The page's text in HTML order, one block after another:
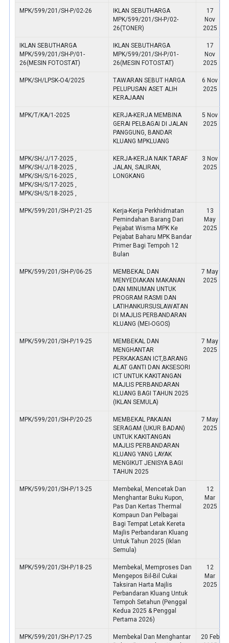
MPK/599/201/SH-P/02-26
IKLAN SEBUTHARGA
MPK/599/201/SH-P/02-
26(TONER)
17
Nov
2025
IKLAN SEBUTHARGA
MPK/599/201/SH-P/01-
26(MESIN FOTOSTAT)
IKLAN SEBUTHARGA
MPK/599/201/SH-P/01-
26(MESIN FOTOSTAT)
17
Nov
2025
MPK/SH/LPSK-O4/2025
TAWARAN SEBUT HARGA
PELUPUSAN ASET ALIH
KERAJAAN
6 Nov
2025
MPK/T/KA/1-2025
KERJA-KERJA MEMBINA
GERAI PELBAGAI DI JALAN
PANGGUNG, BANDAR
KLUANG MPKLUANG
5 Nov
2025
MPK/SH/J/17-2025 ,
MPK/SH/J/18-2025 ,
MPK/SH/S/16-2025 ,
MPK/SH/S/17-2025 ,
MPK/SH/S/18-2025 ,
KERJA-KERJA NAIK TARAF
JALAN, SALIRAN,
LONGKANG
3 Nov
2025
MPK/599/201/SH-P/21-25
Kerja-Kerja Perkhidmatan
Pemindahan Barang Dari
Pejabat Wisma MPK Ke
Pejabat Baharu MPK Bandar
Primer Bagi Tempoh 12
Bulan
13
May
2025
MPK/599/201/SH-P/06-25
MEMBEKAL DAN
MENYEDIAKAN MAKANAN
DAN MINUMAN UNTUK
PROGRAM RASMI DAN
LATIHANKURSUSLAWATAN
DI MAJLIS PERBANDARAN
KLUANG (MEI-OGOS)
7 May
2025
MPK/599/201/SH-P/19-25
MEMBEKAL DAN
MENGHANTAR
PERKAKASAN ICT,BARANG
ALAT GANTI DAN AKSESORI
ICT UNTUK KAKITANGAN
MAJLIS PERBANDARAN
KLUANG BAGI TAHUN 2025
(IKLAN SEMULA)
7 May
2025
MPK/599/201/SH-P/20-25
MEMBEKAL PAKAIAN
SERAGAM (UKUR BADAN)
UNTUK KAKITANGAN
MAJLIS PERBANDARAN
KLUANG YANG LAYAK
MENGIKUT JENISYA BAGI
TAHUN 2025
7 May
2025
MPK/599/201/SH-P/13-25
Membekal, Mencetak Dan
Menghantar Buku Kupon,
Pas Dan Kertas Thermal
Kompaun Dan Pelbagai
Bagi Tempat Letak Kereta
Majlis Perbandaran Kluang
Untuk Tahun 2025 (Iklan
Semula)
12
Mar
2025
MPK/599/201/SH-P/18-25
Membekal, Memproses Dan
Mengepos Bil-Bil Cukai
Taksiran Harta Majlis
Perbandaran Kluang Untuk
Tempoh Setahun (Penggal
Kedua 2025 & Penggal
Pertama 2026)
12
Mar
2025
MPK/599/201/SH-P/17-25
Membekal Dan Menghantar
20 Feb